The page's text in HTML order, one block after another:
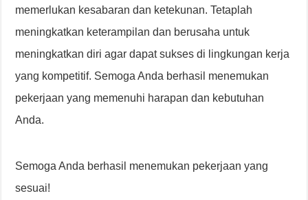
memerlukan kesabaran dan ketekunan. Tetaplah
meningkatkan keterampilan dan berusaha untuk
meningkatkan diri agar dapat sukses di lingkungan kerja
yang kompetitif. Semoga Anda berhasil menemukan
pekerjaan yang memenuhi harapan dan kebutuhan
Anda.
Semoga Anda berhasil menemukan pekerjaan yang
sesuai!